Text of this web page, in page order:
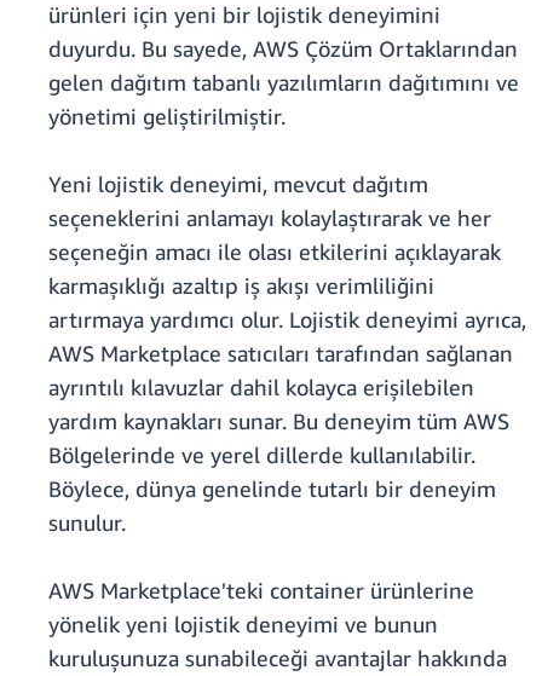
ürünleri için yeni bir lojistik deneyimini
duyurdu. Bu sayede, AWS Çözüm Ortaklarından
gelen dağıtım tabanlı yazılımların dağıtımını ve
yönetimi geliştirilmiştir.
Yeni lojistik deneyimi, mevcut dağıtım
seçeneklerini anlamayı kolaylaştırarak ve her
seçeneğin amacı ile olası etkilerini açıklayarak
karmaşıklığı azaltıp iş akışı verimliliğini
artırmaya yardımcı olur. Lojistik deneyimi ayrıca,
AWS Marketplace satıcıları tarafından sağlanan
ayrıntılı kılavuzlar dahil kolayca erişilebilen
yardım kaynakları sunar. Bu deneyim tüm AWS
Bölgelerinde ve yerel dillerde kullanılabilir.
Böylece, dünya genelinde tutarlı bir deneyim
sunulur.
AWS Marketplace'teki container ürünlerine
yönelik yeni lojistik deneyimi ve bunun
kuruluşunuza sunabileceği avantajlar hakkında